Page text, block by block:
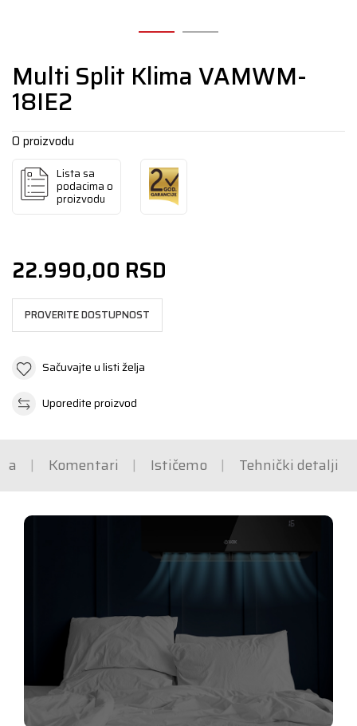
Multi Split Klima VAMWM-
18IE2
O proizvodu
Lista sa
podacima o
proizvodu
22.990,00 RSD
PROVERITE DOSTUPNOST
Sačuvajte u listi želja
Uporedite proizvod
Komentari Ističemo Tehnički detalji